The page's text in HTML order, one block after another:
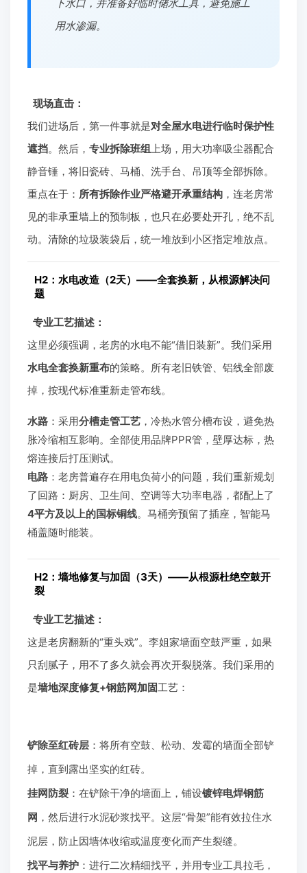
下水口，并准备好临时储水工具，避免施工
用水渗漏。
现场直击：
我们进场后，第一件事就是对全屋水电进行临时保护性
遮挡。然后， 专业拆除班组上场，用大功率吸尘器配合
静音锤，将旧瓷砖、马桶、洗手台、吊顶等全部拆除。
重点在于： 所有拆除作业严格避开承重结构 ，连老房常
见的非承重墙上的预制板，也只在必要处开孔，绝不乱
动。清除的垃圾装袋后，统一堆放到小区指定堆放点。
H2：水电改造（2天）——全套换新，从根源解决问
题
专业工艺描述：
这里必须强调，老房的水电不能“借旧装新”。我们采用
水电全套换新重布的策略。所有老旧铁管、铝线全部废
掉，按现代标准重新走管布线。
水路 ：采用分槽走管工艺 ，冷热水管分槽布设，避免热
胀冷缩相互影响。全部使用品牌PPR管，壁厚达标，热
熔连接后打压测试。
电路 ：老房普遍存在用电负荷小的问题，我们重新规划
了回路：厨房、卫生间、空调等大功率电器，都配上了
4平方及以上的国标铜线。马桶旁预留了插座，智能马
桶盖随时能装。
H2：墙地修复与加固（3天）——从根源杜绝空鼓开
裂
专业工艺描述：
这是老房翻新的“重头戏”。李姐家墙面空鼓严重，如果
只刮腻子，用不了多久就会再次开裂脱落。我们采用的
是墙地深度修复+钢筋网加固工艺：
铲除至红砖层 ：将所有空鼓、松动、发霉的墙面全部铲
掉，直到露出坚实的红砖。
挂网防裂 ：在铲除干净的墙面上，铺设镀锌电焊钢筋
网 ，然后进行水泥砂浆找平。这层“骨架”能有效拉住水
泥层，防止因墙体收缩或温度变化而产生裂缝。
找平与养护 ：进行二次精细找平，并用专业工具拉毛，